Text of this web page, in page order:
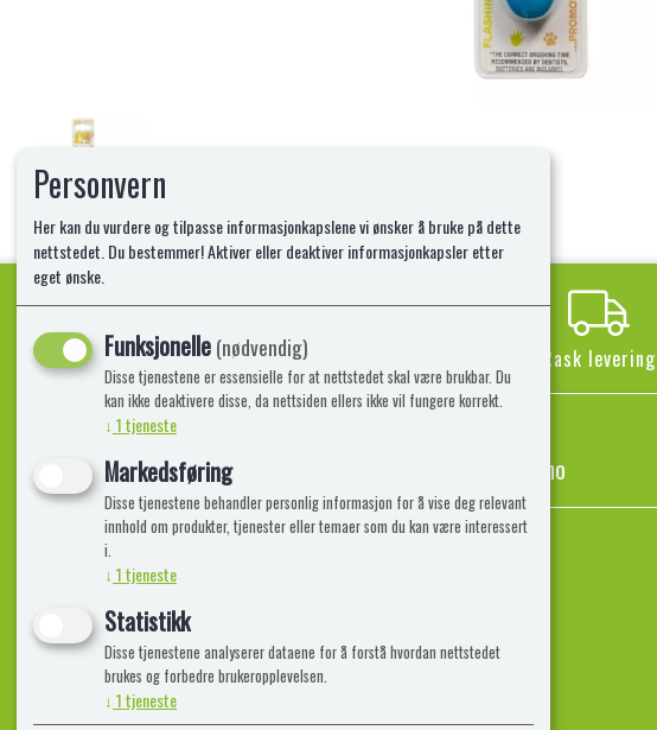
Kvalitetsprodukter! Rask levering
Informasjon
Frakt, Retur og Reklamasjon
Lekegiganten.no
Kontakt oss
Personvern
Her kan du vurdere og tilpasse informasjonkapslene vi ønsker å bruke på dette
nettstedet. Du bestemmer! Aktiver eller deaktiver informasjonkapsler etter
eget ønske.
Funksjonelle(nødvendig)
Disse tjenestene er essensielle for at nettstedet skal være brukbar. Du
kan ikke deaktivere disse, da nettsiden ellers ikke vil fungere korrekt.
↓ 1tjeneste
Markedsføring
Disse tjenestene behandler personlig informasjon for å vise deg relevant
innhold om produkter, tjenester eller temaer som du kan være interessert
i.
↓ 1tjeneste
Statistikk
Disse tjenestene analyserer dataene for å forstå hvordan nettstedet
brukes og forbedre brukeropplevelsen.
↓ 1tjeneste